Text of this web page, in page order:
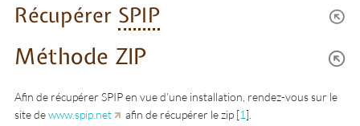
Récupérer SPIP
Méthode ZIP
Afin de récupérer SPIP en vue d’une installation, rendez-vous sur le
site dewww.spip.net afin de récupérer le zip [1]